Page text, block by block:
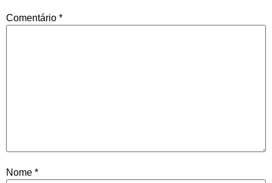
Comentário *
Nome *